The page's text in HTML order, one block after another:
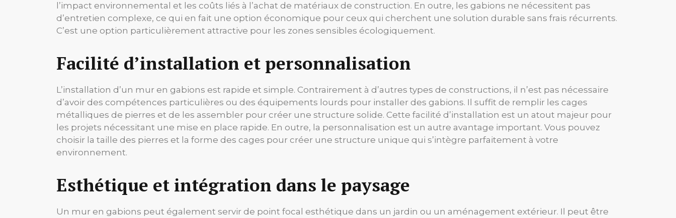
l’impact environnemental et les coûts liés à l’achat de matériaux de construction. En outre, les gabions ne nécessitent pas
d’entretien complexe, ce qui en fait une option économique pour ceux qui cherchent une solution durable sans frais récurrents.
C’est une option particulièrement attractive pour les zones sensibles écologiquement.
Facilité d’installation et personnalisation
L’installation d’un mur en gabions est rapide et simple. Contrairement à d’autres types de constructions, il n’est pas nécessaire
d’avoir des compétences particulières ou des équipements lourds pour installer des gabions. Il suffit de remplir les cages
métalliques de pierres et de les assembler pour créer une structure solide. Cette facilité d’installation est un atout majeur pour
les projets nécessitant une mise en place rapide. En outre, la personnalisation est un autre avantage important. Vous pouvez
choisir la taille des pierres et la forme des cages pour créer une structure unique qui s’intègre parfaitement à votre
environnement.
Esthétique et intégration dans le paysage
Un mur en gabions peut également servir de point focal esthétique dans un jardin ou un aménagement extérieur. Il peut être